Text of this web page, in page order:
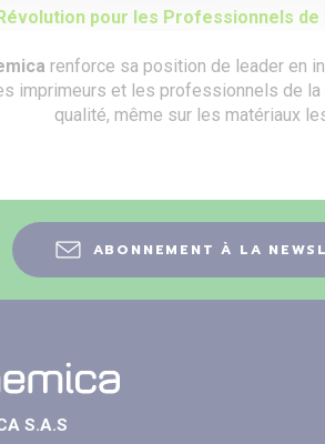
pour les Professionnels
renforce sa position de leader en
imprimeurs et les professionnels de
qualité, même sur les matériaux
ABONNEMENT À LA
S.A.S